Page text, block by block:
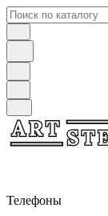
Телефоны